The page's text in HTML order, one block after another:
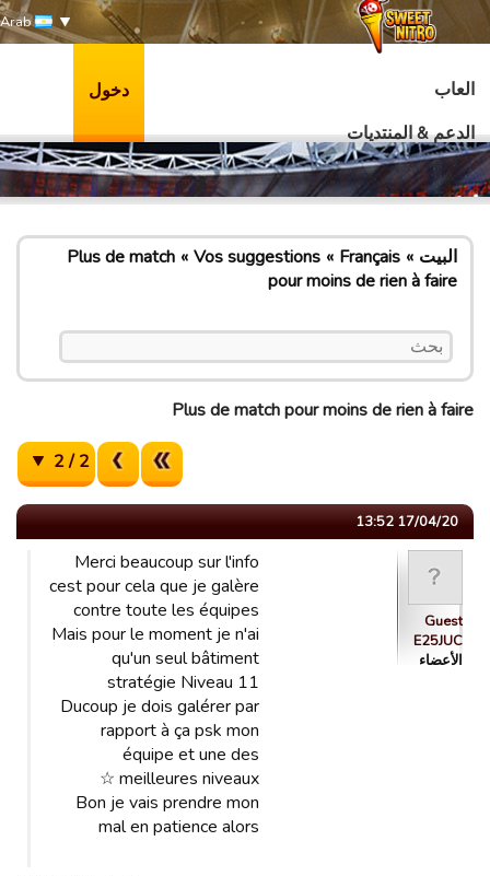
Arab
العاب
الدعم & المنتديات
دخول
البيت Français
Vos suggestions
Plus de match
pour moins de rien à faire
Plus de match pour moins de rien à faire
2 / 2
17/04/20 13:52
Guest
E25JUC
الأعضاء
Merci beaucoup sur l'info
cest pour cela que je galère
contre toute les équipes
Mais pour le moment je n'ai
qu'un seul bâtiment
stratégie Niveau 11
Ducoup je dois galérer par
rapport à ça psk mon
équipe et une des
meilleures niveaux ☆
Bon je vais prendre mon
mal en patience alors